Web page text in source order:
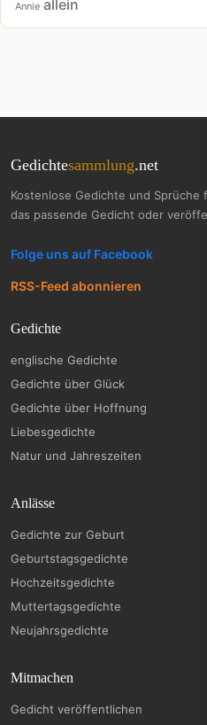
Annie allein
Gedichtesammlung.net
Kostenlose Gedichte und
das passende Gedicht oder
Folge uns auf Facebook
RSS-Feed abonnieren
Gedichte
englische Gedichte
Gedichte über Glück
Gedichte über Hoffnung
Liebesgedichte
Natur und Jahreszeiten
Anlässe
Gedichte zur Geburt
Geburtstagsgedichte
Hochzeitsgedichte
Muttertagsgedichte
Neujahrsgedichte
Mitmachen
Gedicht veröffentlichen